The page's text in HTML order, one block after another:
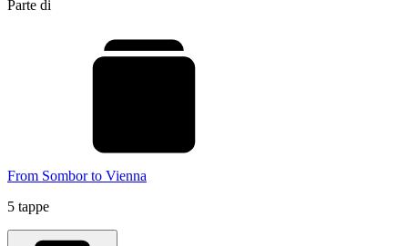
Parte di
From Sombor to Vienna
5 tappe